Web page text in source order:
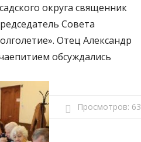
округа священник
Совета
Отец Александр
обсуждались
Просмотров: 63